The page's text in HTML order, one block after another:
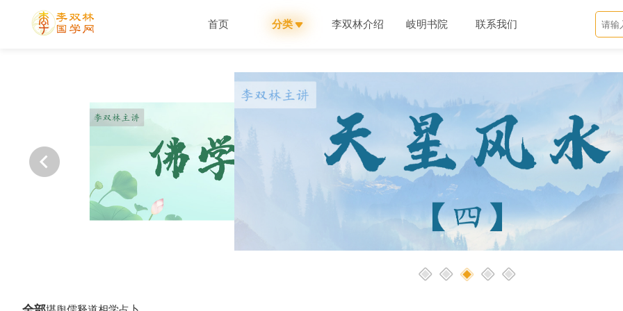
首页 分类 李双林介绍 岐明书院 联系我们